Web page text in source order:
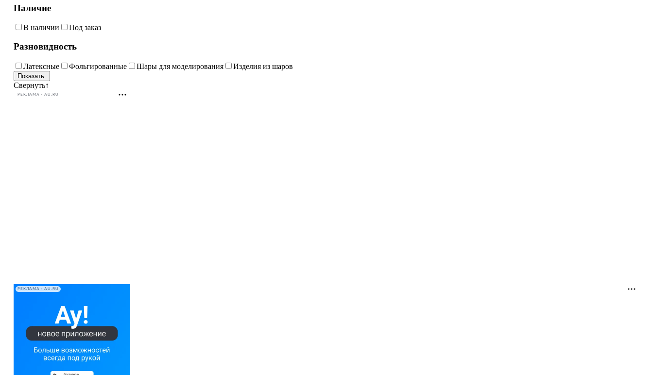
Наличие
В наличии Под заказ
Разновидность
Латексные Фольгированные Шары для моделирования Изделия из шаров
Свернуть↑
РЕКЛАМА • AU.RU
РЕКЛАМА • AU.RU